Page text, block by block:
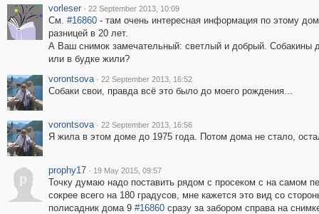
vorleser · 22 September 2013, 10:09
См. #16860- там очень интересная информация по этому
разницей в 20 лет.
А Ваш снимок замечательный: светлый и добрый. Собакины
или в будке жили?
vorontsova · 22 September 2013, 16:52
Собаки свои, правда всё это было до моего рождения...
vorontsova · 22 September 2013, 16:56
Я жила в этом доме до 1975 года. Потом дома не стало,
p
prophy17 · 19 May 2015, 09:57
Точку думаю надо поставить рядом с просеком с на самом
сокрее всего на 180 градусов, мне кажется это вид со
полисадник дома 9 #16860сразу за забором справа на